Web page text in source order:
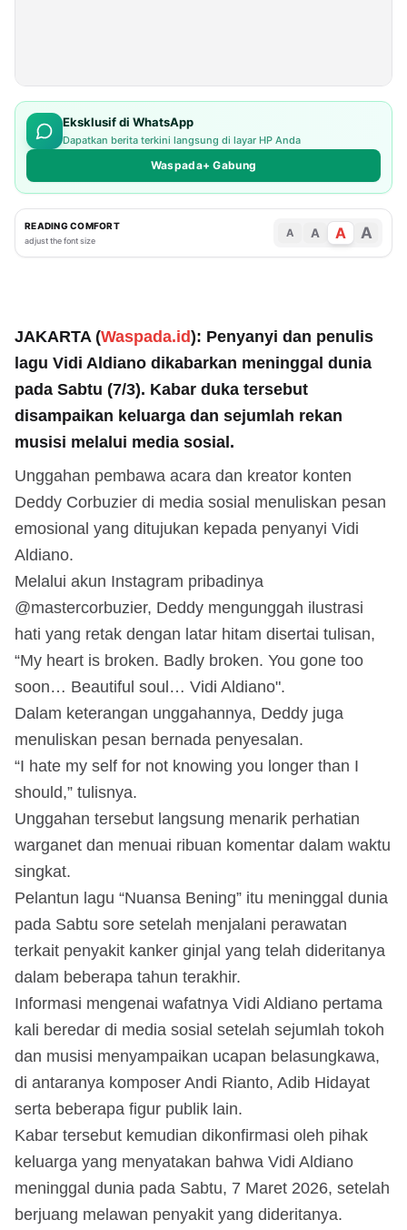
Eksklusif di WhatsApp
Dapatkan berita terkini langsung di layar HP Anda
Waspada+ Gabung
READING COMFORT
adjust the font size
A A A A
JAKARTA (Waspada.id): Penyanyi dan penulis
lagu Vidi Aldiano dikabarkan meninggal dunia
pada Sabtu (7/3). Kabar duka tersebut
disampaikan keluarga dan sejumlah rekan
musisi melalui media sosial.
Unggahan pembawa acara dan kreator konten
Deddy Corbuzier di media sosial menuliskan pesan
emosional yang ditujukan kepada penyanyi Vidi
Aldiano.
Melalui akun Instagram pribadinya
@mastercorbuzier, Deddy mengunggah ilustrasi
hati yang retak dengan latar hitam disertai tulisan,
“My heart is broken. Badly broken. You gone too
soon… Beautiful soul… Vidi Aldiano".
Dalam keterangan unggahannya, Deddy juga
menuliskan pesan bernada penyesalan.
“I hate my self for not knowing you longer than I
should,” tulisnya.
Unggahan tersebut langsung menarik perhatian
warganet dan menuai ribuan komentar dalam waktu
singkat.
Pelantun lagu “Nuansa Bening” itu meninggal dunia
pada Sabtu sore setelah menjalani perawatan
terkait penyakit kanker ginjal yang telah dideritanya
dalam beberapa tahun terakhir.
Informasi mengenai wafatnya Vidi Aldiano pertama
kali beredar di media sosial setelah sejumlah tokoh
dan musisi menyampaikan ucapan belasungkawa,
di antaranya komposer Andi Rianto, Adib Hidayat
serta beberapa figur publik lain.
Kabar tersebut kemudian dikonfirmasi oleh pihak
keluarga yang menyatakan bahwa Vidi Aldiano
meninggal dunia pada Sabtu, 7 Maret 2026, setelah
berjuang melawan penyakit yang dideritanya.